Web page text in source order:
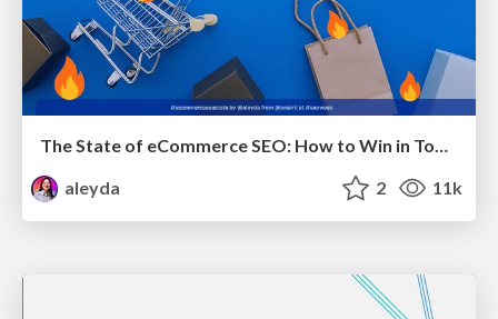
aleyda
2 11k